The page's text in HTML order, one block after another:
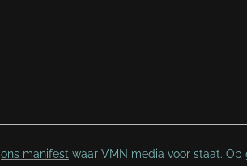
ons manifest waar VMN media voor staat.